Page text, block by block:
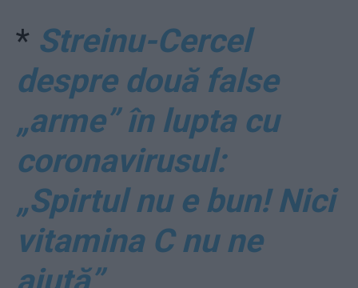
* Streinu-Cercel
despre două false
„arme” în lupta cu
coronavirusul:
„Spirtul nu e bun! Nici
vitamina C nu ne